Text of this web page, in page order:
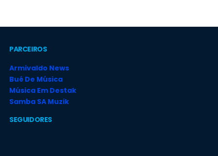
PARCEIROS
Armivaldo News
Bué De Música
Música Em Destak
Samba SA Muzik
SEGUIDORES